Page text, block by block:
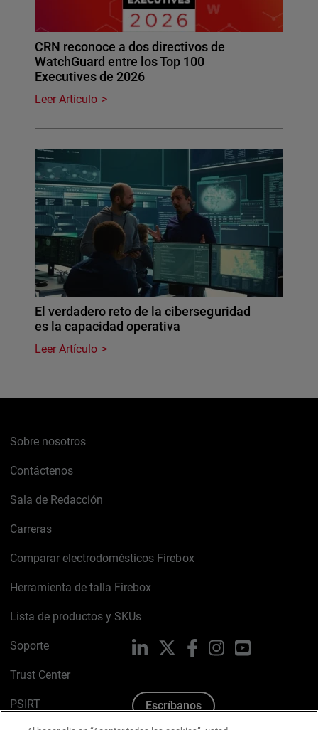
CRN reconoce a dos directivos de
WatchGuard entre los Top 100
Executives de 2026
Leer Artículo
El verdadero reto de la ciberseguridad
es la capacidad operativa
Leer Artículo
Sobre nosotros
Contáctenos
Sala de Redacción
Carreras
Comparar electrodomésticos Firebox
Herramienta de talla Firebox
Lista de productos y SKUs
Soporte
Trust Center
PSIRT
LinkedIn FacebookInstagramYouTube
Escríbanos